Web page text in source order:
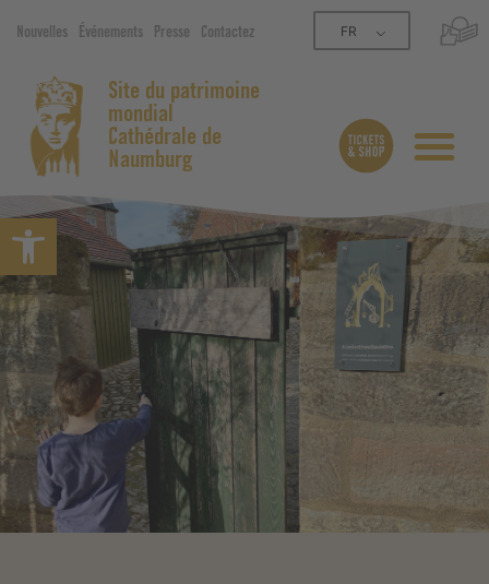
Ouvrir la barre d’outils
Nouvelles Événements Presse Contactez FR
Site du patrimoine
mondial
Cathédrale de
Naumburg